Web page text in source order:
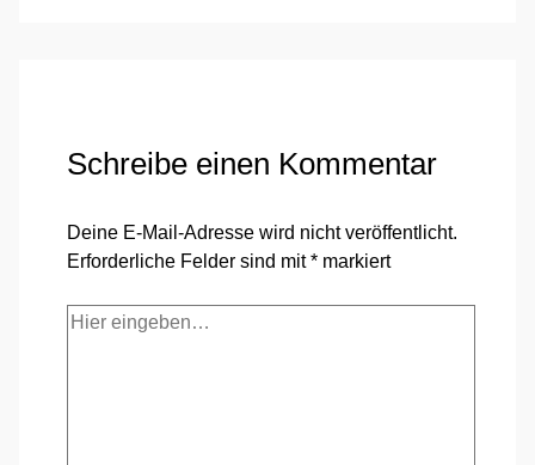
Schreibe einen Kommentar
Deine E-Mail-Adresse wird nicht veröffentlicht.
Erforderliche Felder sind mit* markiert
Hier